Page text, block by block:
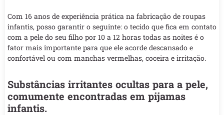
Com 16 anos de experiência prática na fabricação de roupas
infantis, posso garantir o seguinte: o tecido que fica em contato
com a pele do seu filho por 10 a 12 horas todas as noites é o
fator mais importante para que ele acorde descansado e
confortável ou com manchas vermelhas, coceira e irritação.
Substâncias irritantes ocultas para a pele,
comumente encontradas em pijamas
infantis.